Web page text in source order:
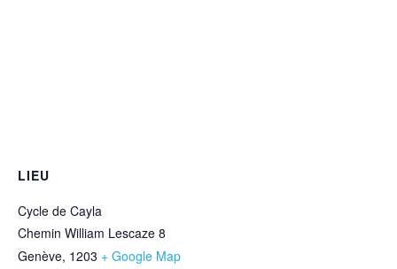
LIEU
Cycle de Cayla
Chemin William Lescaze 8
Genève, 1203 + Google Map